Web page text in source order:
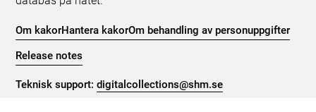
Om kakorHantera kakorOm behandling av personuppgifter
Release notes
Teknisk support:digitalcollections@shm.se